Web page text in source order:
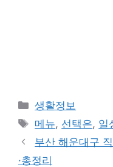
카
테
고
리
생활정보
태
그
메뉴, 선택은, 일
부산 해운대구
·총정리